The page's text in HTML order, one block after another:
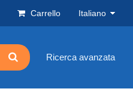
Carrello Italiano
Ricerca avanzata